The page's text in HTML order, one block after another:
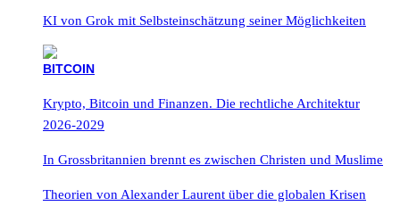
KI von Grok mit Selbsteinschätzung seiner Möglichkeiten
Krypto, Bitcoin und Finanzen. Die rechtliche Architektur
2026-2029
In Grossbritannien brennt es zwischen Christen und Muslime
Theorien von Alexander Laurent über die globalen Krisen